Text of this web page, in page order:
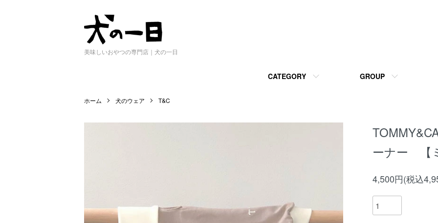
美味しいおやつの専門店｜犬の一日
CATEGORY GROUP
ホーム 犬のウェア T&C
ーナー 【
4,500円(税込